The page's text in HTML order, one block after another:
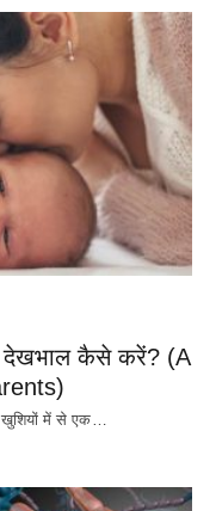
देखभाल कैसे करें? (A
खुशियों में से एक…